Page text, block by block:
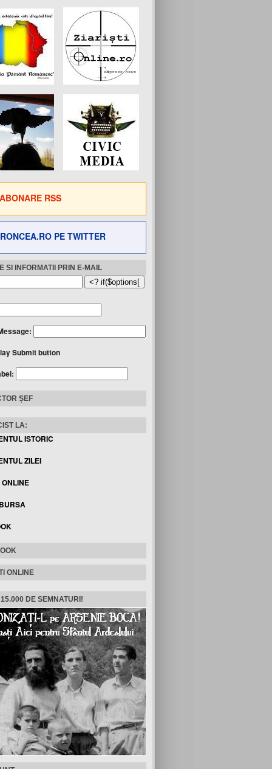
ABONARE RSS
RONCEA.RO PE TWITTER
SI INFORMATII PRIN E-MAIL
Submit button
ȘEF
LA:
ISTORIC
ZILEI
ONLINE
DE SEMNATURI!